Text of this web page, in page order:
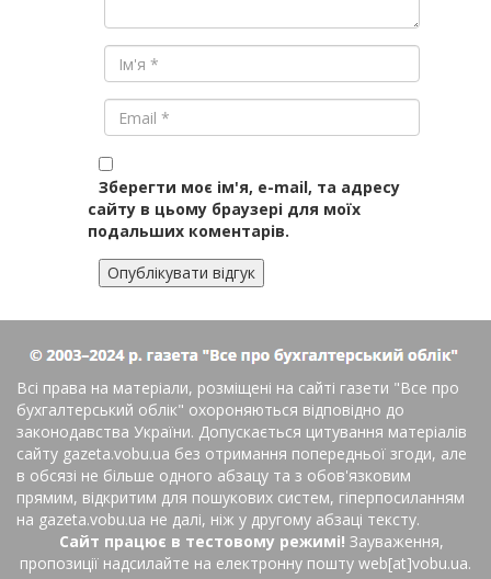
Зберегти моє ім'я, e-mail, та адресу
сайту в цьому браузері для моїх
подальших коментарів.
Всі права на матеріали, розміщені на сайті газети "Все про
бухгалтерський облік" охороняються відповідно до
законодавства України. Допускається цитування матеріалів
сайту gazeta.vobu.ua без отримання попередньої згоди, але
в обсязі не більше одного абзацу та з обов'язковим
прямим, відкритим для пошукових систем, гіперпосиланням
на gazeta.vobu.ua не далі, ніж у другому абзаці тексту.
Сайт працює в тестовому режимі! Зауваження,
пропозиції надсилайте на електронну пошту web[at]vobu.ua.